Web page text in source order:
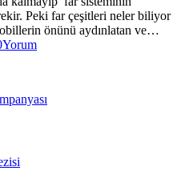
Peki far çeşitleri neler biliyor
önünü aydınlatan ve…
Yorum